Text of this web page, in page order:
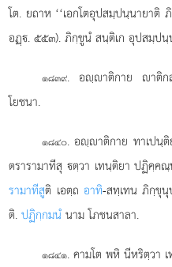
โต. ยถาห ‘‘เอกโตอุปสมฺปนฺนายา
อฏฺ. ๕๕๓). ภิกฺขูนํ สนฺติเก อุปสมฺปนฺ
๑๘๓๙. อฺาติกาย าติ
โยชนา.
๑๘๔๐. อฺาติกาย ทาเปนฺ
ตรารามาทีสุ ตฺวา เทนฺติยา ปฏิคฺค
รามาทีสูติ เอตฺถ อาทิ-สทฺเทน ภิกฺขุ
ติ.ปฏิกฺกมนํ นาม โภชนสาลา.
๑๘๔๑. คามโต พหิ นีหริตฺวา